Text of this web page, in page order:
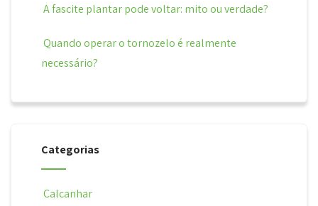
A fascite plantar pode voltar: mito ou verdade?
Quando operar o tornozelo é realmente
necessário?
Categorias
Calcanhar